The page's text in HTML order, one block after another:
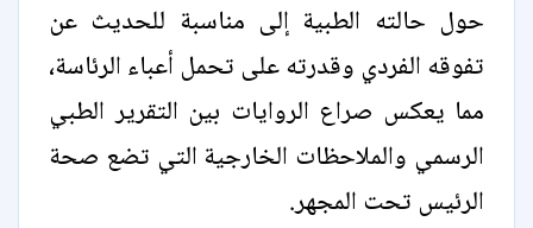
حول حالته الطبية إلى مناسبة للحديث عن
تفوقه الفردي وقدرته على تحمل أعباء الرئاسة،
مما يعكس صراع الروايات بين التقرير الطبي
الرسمي والملاحظات الخارجية التي تضع صحة
الرئيس تحت المجهر.